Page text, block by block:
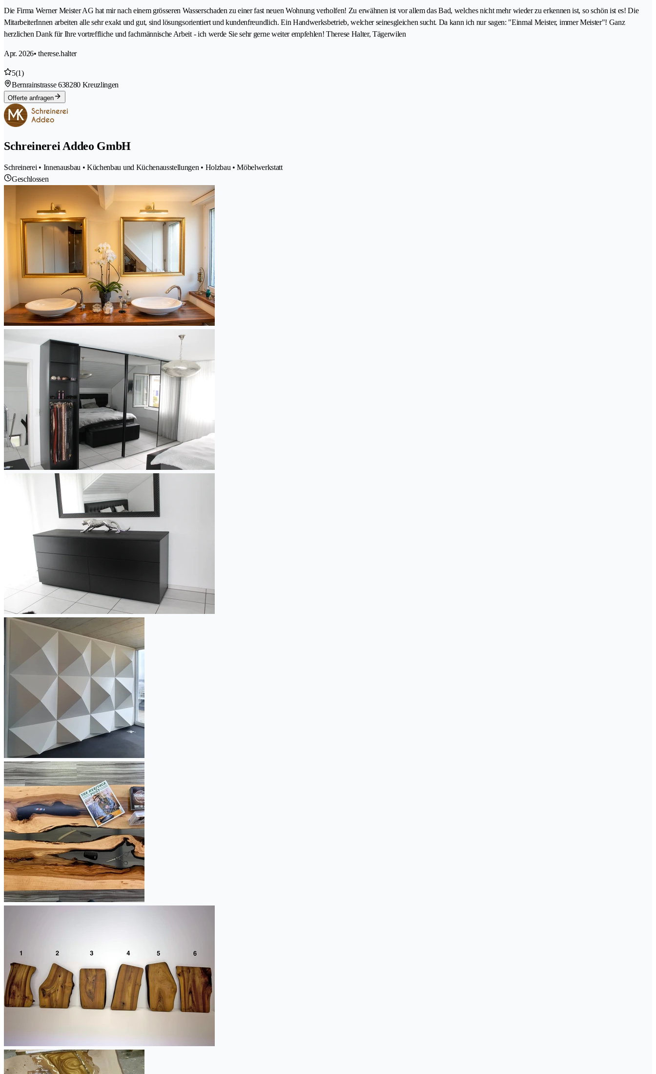
Die Firma Werner Meister AG hat mir nach einem grösseren Wasserschaden zu einer fast neuen Wohnung verholfen! Zu erwähnen ist vor allem das Bad, welches nicht mehr wieder zu erkennen ist, so schön ist es! Die
MitarbeiterInnen arbeiten alle sehr exakt und gut, sind lösungsorientiert und kundenfreundlich. Ein Handwerksbetrieb, welcher seinesgleichen sucht. Da kann ich nur sagen: "Einmal Meister, immer Meister"! Ganz
herzlichen Dank für Ihre vortreffliche und fachmännische Arbeit - ich werde Sie sehr gerne weiter empfehlen! Therese Halter, Tägerwilen
Apr. 2026• therese.halter
5(1)
Bernrainstrasse 638280 Kreuzlingen
Offerte anfragen
Schreinerei Addeo GmbH
Schreinerei • Innenausbau • Küchenbau und Küchenausstellungen • Holzbau • Möbelwerkstatt
Geschlossen